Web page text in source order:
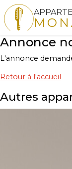
Annonce
L'annonce
Retour à l'accueil
Autres